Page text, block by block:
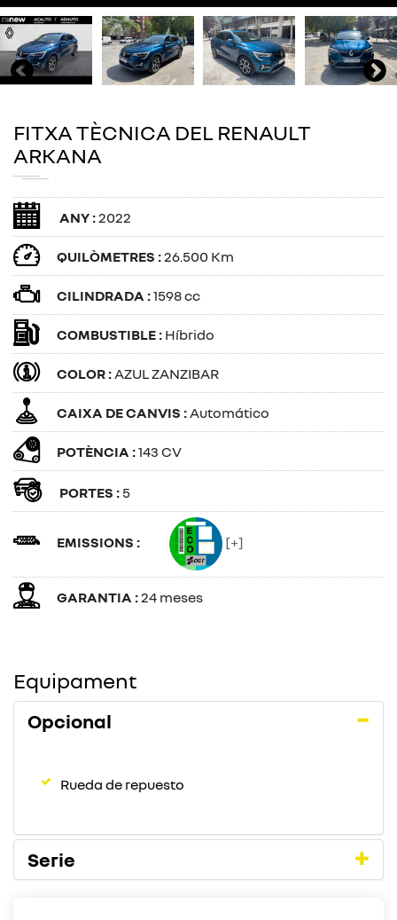
FITXA TÈCNICA DEL RENAULT
ARKANA
ANY :2022
QUILÒMETRES :26.500 Km
CILINDRADA :1598 cc
COMBUSTIBLE : Híbrido
COLOR :AZUL ZANZIBAR
CAIXA DE CANVIS :Automático
POTÈNCIA :143 CV
PORTES : 5
EMISSIONS : [+]
GARANTIA :24 meses
Equipament
Opcional
Rueda de repuesto
Serie